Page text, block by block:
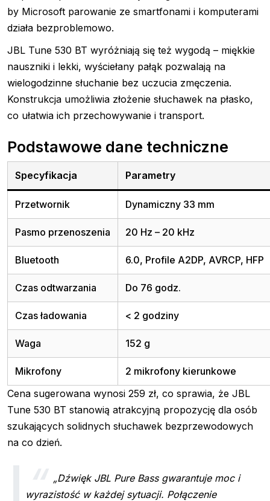
by Microsoft parowanie ze smartfonami i komputerami
działa bezproblemowo.
JBL Tune 530 BT wyróżniają się też wygodą – miękkie
nauszniki i lekki, wyściełany pałąk pozwalają na
wielogodzinne słuchanie bez uczucia zmęczenia.
Konstrukcja umożliwia złożenie słuchawek na płasko,
co ułatwia ich przechowywanie i transport.
Podstawowe dane techniczne
Specyfikacja Parametry
Przetwornik Dynamiczny 33 mm
Pasmo przenoszenia 20 Hz – 20 kHz
Bluetooth 6.0, Profile A2DP, AVRCP, HFP
Czas odtwarzania Do 76 godz.
Czas ładowania < 2 godziny
Waga 152 g
Mikrofony
2 mikrofony kierunkowe
Cena sugerowana wynosi 259 zł, co sprawia, że JBL
Tune 530 BT stanowią atrakcyjną propozycję dla osób
szukających solidnych słuchawek bezprzewodowych
na co dzień.
„Dźwięk JBL Pure Bass gwarantuje moc i
wyrazistość w każdej sytuacji. Połączenie